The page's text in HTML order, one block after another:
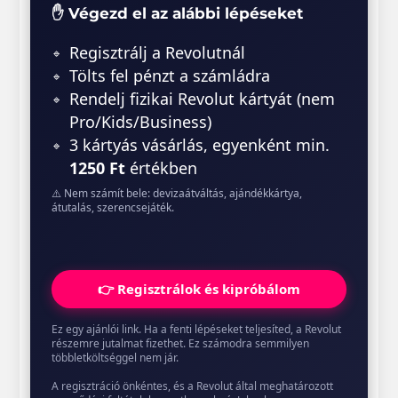
✋ Végezd el az alábbi lépéseket
Regisztrálj a Revolutnál
Tölts fel pénzt a számládra
Rendelj fizikai Revolut kártyát (nem
Pro/Kids/Business)
3 kártyás vásárlás, egyenként min.
1250 Ft értékben
⚠️ Nem számít bele: devizaátváltás, ajándékkártya,
átutalás, szerencsejáték.
👉 Regisztrálok és kipróbálom
Ez egy ajánlói link. Ha a fenti lépéseket teljesíted, a Revolut
részemre jutalmat fizethet. Ez számodra semmilyen
többletköltséggel nem jár.
A regisztráció önkéntes, és a Revolut által meghatározott